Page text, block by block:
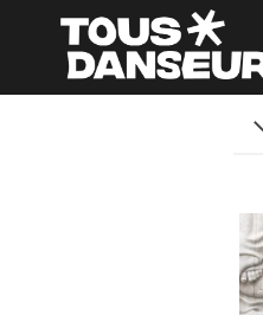
contenu